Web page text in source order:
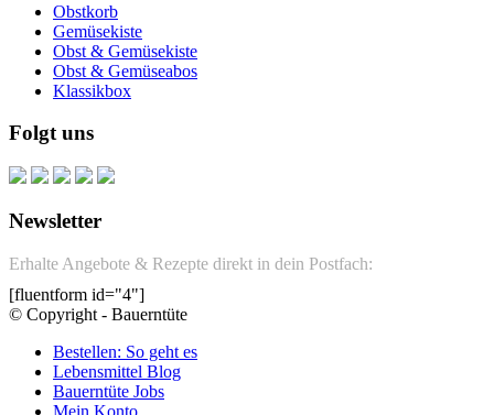
Obstkorb
Gemüsekiste
Obst & Gemüsekiste
Obst & Gemüseabos
Klassikbox
Folgt uns
Newsletter
Erhalte Angebote & Rezepte direkt in dein Postfach:
[fluentform id="4"]
© Copyright - Bauerntüte
Bestellen: So geht es
Lebensmittel Blog
Bauerntüte Jobs
Mein Konto